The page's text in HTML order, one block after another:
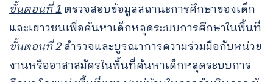
ขั้นตอนที่ 1ตรวจสอบข้อมูลสถานะการศึกษาของเด็ก
และเยาวชนเพื่อค้นหาเด็กหลุดระบบการศึกษาในพื้นที่
ขั้นตอนที่ 2สำรวจและบูรณาการความร่วมมือกับหน่วย
งานหรืออาสาสมัครในพื้นที่ค้นหาเด็กหลุดระบบการ